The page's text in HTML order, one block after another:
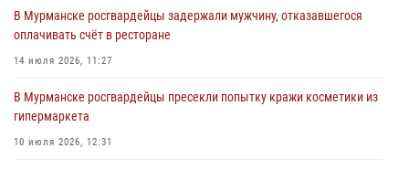
Сотрудники Росгвардии провели инструктаж по
антитеррористической защищенности для членов избирательных
31 июля 2026, 08:48 3
Сотрудники Росгвардии задержали мужчину, не оплатившего счет в
В Мурманске росгвардейцы задержали мужчину, отказавшегося
оплачивать счёт в ресторане
14 июля 2026, 11:27
В Мурманске росгвардейцы пресекли попытку кражи косметики из
гипермаркета
10 июля 2026, 12:31